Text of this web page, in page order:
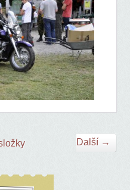
Další →